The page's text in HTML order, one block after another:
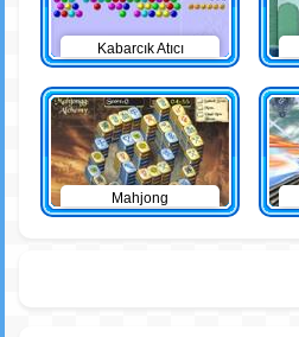
Kabarcık Atıcı
Mahjong